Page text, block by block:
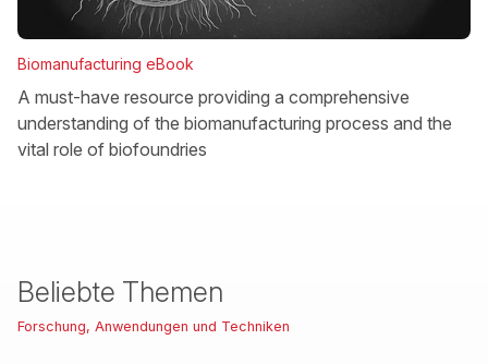
Biomanufacturing eBook
A must-have resource providing a comprehensive
understanding of the biomanufacturing process and the
vital role of biofoundries
Beliebte Themen
Forschung, Anwendungen und Techniken